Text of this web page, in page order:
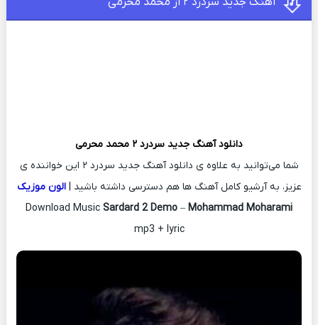
دانلود آهنگ جدید سردرد ۲
محمد محرمی
شما می‌توانید به علاوه ی دانلود آهنگ جدید سردرد ۲ این خواننده ی
عزیز، به آرشیو کامل آهنگ ها هم دسترسی داشته باشید |الون موزیک
Download Music Sardard 2 Demo – Mohammad Moharami
mp3 + lyric